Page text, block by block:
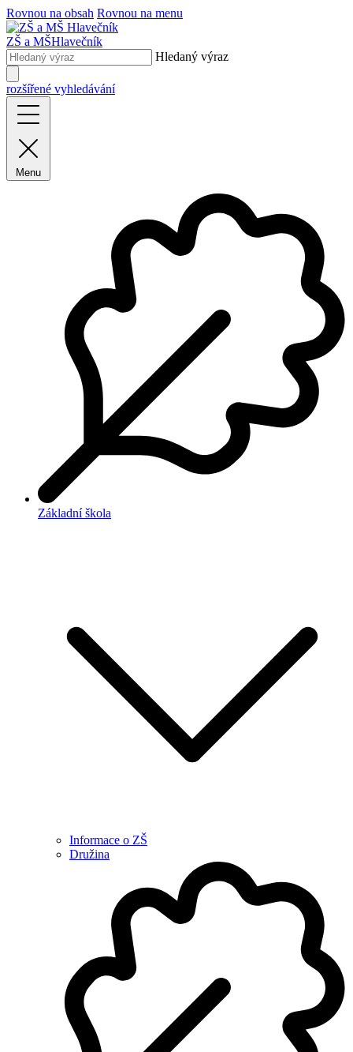
Rovnou na obsah Rovnou na menu
ZŠ a MŠHlavečník
Hledaný výraz
rozšířené vyhledávání
Menu
Základní škola
Informace o ZŠ
Družina